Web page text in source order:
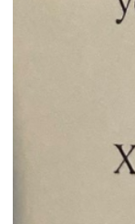
27/